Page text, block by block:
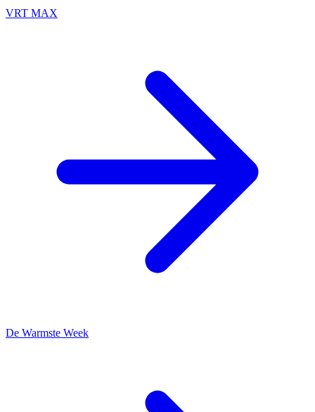
VRT MAX
De Warmste Week